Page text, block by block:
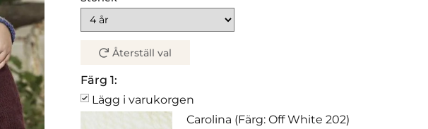
Återställ val
Färg 1:
Lägg i varukorgen
Carolina (Färg: Off White 202)